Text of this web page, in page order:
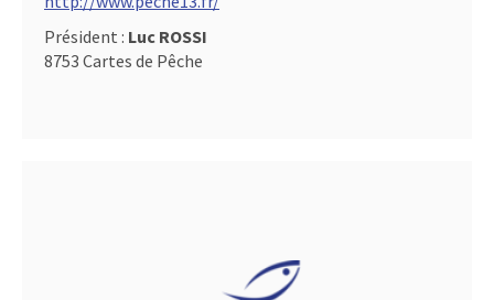
Président : Luc ROSSI
8753 Cartes de Pêche